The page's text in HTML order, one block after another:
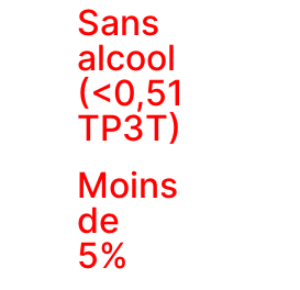
Sans
alcool
(<0,51
TP3T)
Moins
de
5%